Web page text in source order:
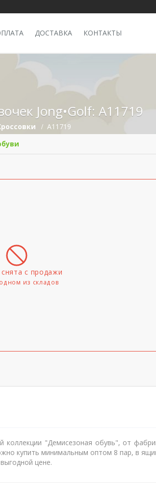
ДОСТАВКА КОНТАКТЫ
Jong•Golf: A11719
A11719
с продажи
из складов
"Демисезоная обувь", от
купить минимальным оптом 8 пар, в
цене.